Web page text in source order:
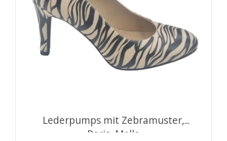
Lederpumps mit Zebramuster,
Paris, Mella